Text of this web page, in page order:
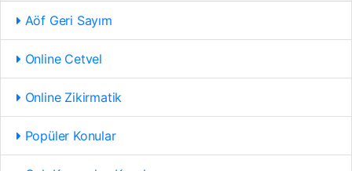
Aöf Geri Sayım
Online Cetvel
Online Zikirmatik
Popüler Konular